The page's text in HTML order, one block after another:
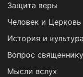
Защита веры
Человек и Церковь
История и культура
Вопрос священнику
Мысли вслух